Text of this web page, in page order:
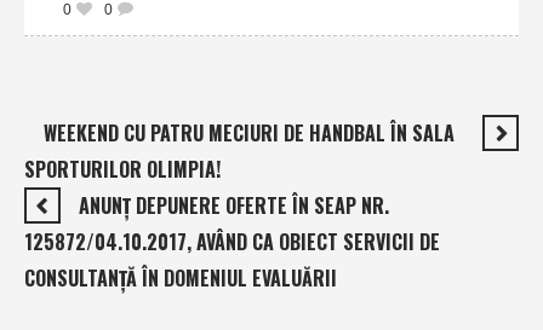
0
0
WEEKEND CU PATRU MECIURI DE HANDBAL ÎN SALA
SPORTURILOR OLIMPIA!
ANUNŢ DEPUNERE OFERTE ÎN SEAP NR.
125872/04.10.2017, AVÂND CA OBIECT SERVICII DE
CONSULTANŢĂ ÎN DOMENIUL EVALUĂRII